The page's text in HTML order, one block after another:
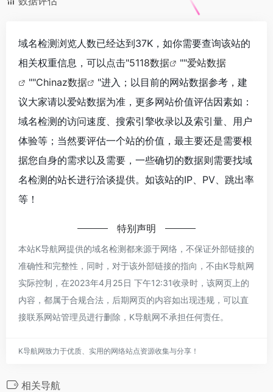
域名检测浏览人数已经达到37K，如你需要查询该站的
相关权重信息，可以点击"5118数据 ""爱站数据
""Chinaz数据
"进入；以目前的网站数据参考，建
议大家请以爱站数据为准，更多网站价值评估因素如：
域名检测的访问速度、搜索引擎收录以及索引量、用户
体验等；当然要评估一个站的价值，最主要还是需要根
据您自身的需求以及需要，一些确切的数据则需要找域
名检测的站长进行洽谈提供。如该站的IP、PV、跳出率
等！
特别声明
本站K导航网提供的域名检测都来源于网络，不保证外部链接的
准确性和完整性，同时，对于该外部链接的指向，不由K导航网
实际控制，在2023年4月25日 下午12:31收录时，该网页上的
内容，都属于合规合法，后期网页的内容如出现违规，可以直
接联系网站管理员进行删除，K导航网不承担任何责任。
K导航网致力于优质、实用的网络站点资源收集与分享！
相关导航